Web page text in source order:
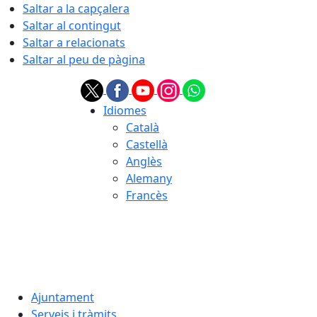
Saltar a la capçalera
Saltar al contingut
Saltar a relacionats
Saltar al peu de pàgina
Idiomes
Català
Castellà
Anglès
Alemany
Francès
Ajuntament